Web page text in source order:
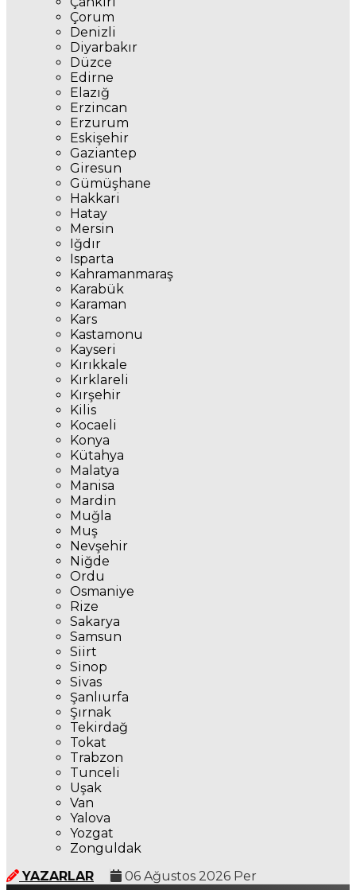
Çorum
Denizli
Diyarbakır
Düzce
Edirne
Elazığ
Erzincan
Erzurum
Eskişehir
Gaziantep
Giresun
Gümüşhane
Hakkari
Hatay
Mersin
Iğdır
Isparta
Kahramanmaraş
Karabük
Karaman
Kars
Kastamonu
Kayseri
Kırıkkale
Kırklareli
Kırşehir
Kilis
Kocaeli
Konya
Kütahya
Malatya
Manisa
Mardin
Muğla
Muş
Nevşehir
Niğde
Ordu
Osmaniye
Rize
Sakarya
Samsun
Siirt
Sinop
Sivas
Şanlıurfa
Şırnak
Tekirdağ
Tokat
Trabzon
Tunceli
Uşak
Van
Yalova
Yozgat
Zonguldak
YAZARLAR
06 Ağustos 2026 Per